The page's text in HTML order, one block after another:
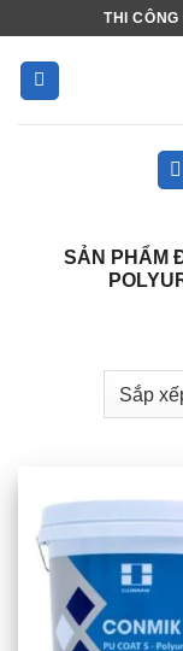
dung
THI
SẢN PHẨM